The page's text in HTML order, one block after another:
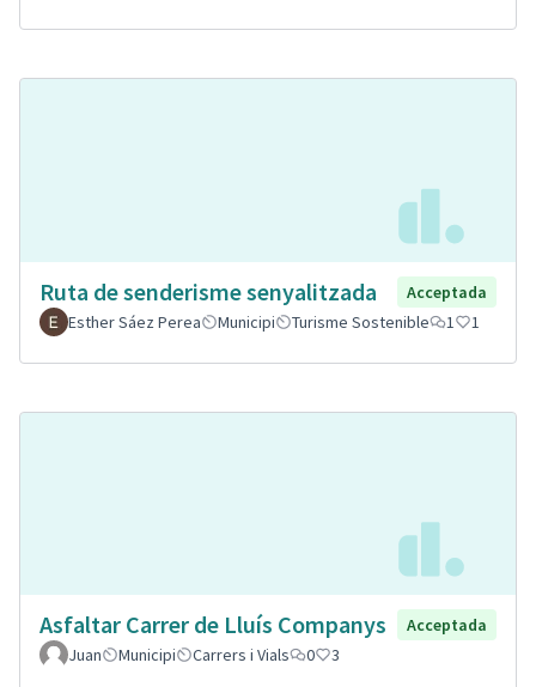
Ruta de senderisme senyalitzada
Acceptada
Esther Sáez Perea
Municipi Turisme Sostenible 1 1
Asfaltar Carrer de Lluís Companys
Acceptada
Juan
Municipi Carrers i Vials 0 3